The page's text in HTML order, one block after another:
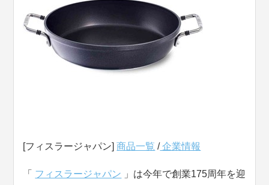
[フィスラージャパン]商品一覧 /企業情報
「 フィスラージャパン 」は今年で創業175周年を迎